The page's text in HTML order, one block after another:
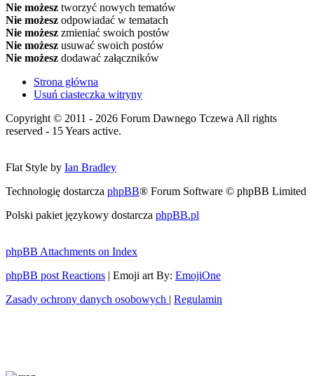
Nie możesz tworzyć nowych tematów
Nie możesz odpowiadać w tematach
Nie możesz zmieniać swoich postów
Nie możesz usuwać swoich postów
Nie możesz dodawać załączników
Strona główna
Usuń ciasteczka witryny
Copyright © 2011 - 2026 Forum Dawnego Tczewa All rights
reserved - 15 Years active.
Flat Style by Ian Bradley
Technologię dostarcza phpBB® Forum Software © phpBB Limited
Polski pakiet językowy dostarcza phpBB.pl
phpBB Attachments on Index
phpBB post Reactions | Emoji art By: EmojiOne
Zasady ochrony danych osobowych | Regulamin